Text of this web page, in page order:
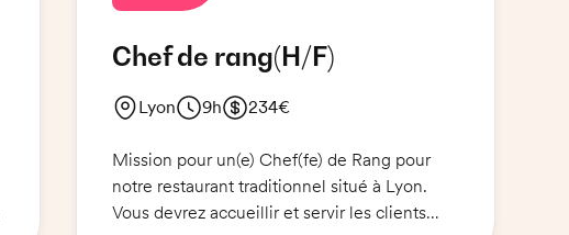
Chef de rang(H/F)
Lyon 9h 234€
Mission pour un(e) Chef(fe) de Rang pour
notre restaurant traditionnel situé à Lyon.
Vous devrez accueillir et servir les clients